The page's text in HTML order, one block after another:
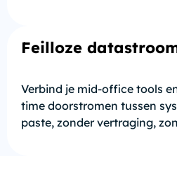
Feilloze
Verbind je mid-office tools
time doorstromen tussen
paste, zonder vertraging,